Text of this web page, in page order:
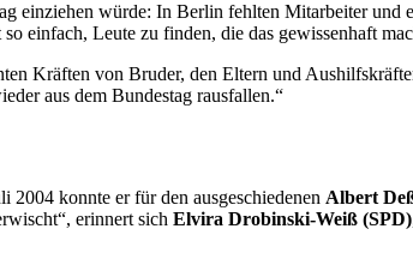
einziehen würde: In Berlin fehlten Mitarbeiter
einfach, Leute zu finden, die das gewissenhaft
Kräften von Bruder, den Eltern und
aus dem Bundestag rausfallen.“
konnte er für den ausgeschiedenen Albert
erinnert sich Elvira Drobinski-Weiß (SPD)